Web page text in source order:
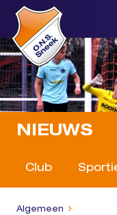
NIEUWS
Club
Algemeen